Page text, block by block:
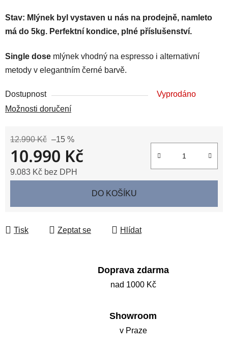
Stav: Mlýnek byl vystaven u nás na prodejně, namleto
má do 5kg. Perfektní kondice, plné příslušenství.
Single dose mlýnek vhodný na espresso i alternativní
metody v elegantním černé barvě.
Dostupnost
Vyprodáno
Možnosti doručení
12.990 Kč –15 %
10.990 Kč
9.083 Kč bez DPH
DO KOŠÍKU
Tisk Zeptat se Hlídat
Doprava zdarma
nad 1000 Kč
Showroom
v Praze